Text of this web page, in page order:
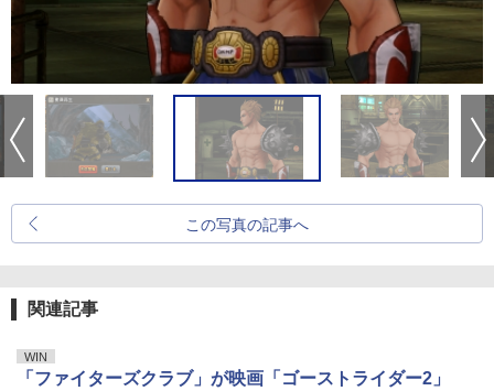
この写真の記事へ
関連記事
WIN
「ファイターズクラブ」が映画「ゴーストライダー2」